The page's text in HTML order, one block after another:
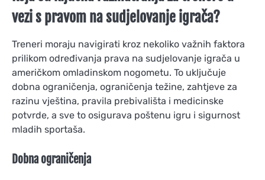
vezi s pravom na sudjelovanje igrača?
Treneri moraju navigirati kroz nekoliko važnih faktora
prilikom određivanja prava na sudjelovanje igrača u
američkom omladinskom nogometu. To uključuje
dobna ograničenja, ograničenja težine, zahtjeve za
razinu vještina, pravila prebivališta i medicinske
potvrde, a sve to osigurava poštenu igru i sigurnost
mladih sportaša.
Dobna ograničenja